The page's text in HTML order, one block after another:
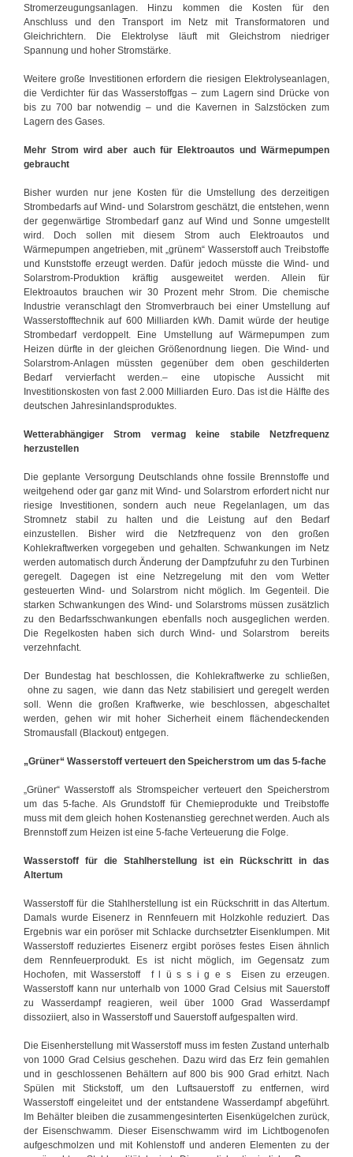
Stromerzeugungsanlagen. Hinzu kommen die Kosten für den
Anschluss und den Transport im Netz mit Transformatoren und
Gleichrichtern. Die Elektrolyse läuft mit Gleichstrom niedriger
Spannung und hoher Stromstärke.
Weitere große Investitionen erfordern die riesigen Elektrolyseanlagen,
die Verdichter für das Wasserstoffgas – zum Lagern sind Drücke von
bis zu 700 bar notwendig – und die Kavernen in Salzstöcken zum
Lagern des Gases.
Mehr Strom wird aber auch für Elektroautos und Wärmepumpen
gebraucht
Bisher wurden nur jene Kosten für die Umstellung des derzeitigen
Strombedarfs auf Wind- und Solarstrom geschätzt, die entstehen, wenn
der gegenwärtige Strombedarf ganz auf Wind und Sonne umgestellt
wird. Doch sollen mit diesem Strom auch Elektroautos und
Wärmepumpen angetrieben, mit „grünem“ Wasserstoff auch Treibstoffe
und Kunststoffe erzeugt werden. Dafür jedoch müsste die Wind- und
Solarstrom-Produktion kräftig ausgeweitet werden. Allein für
Elektroautos brauchen wir 30 Prozent mehr Strom. Die chemische
Industrie veranschlagt den Stromverbrauch bei einer Umstellung auf
Wasserstofftechnik auf 600 Milliarden kWh. Damit würde der heutige
Strombedarf verdoppelt. Eine Umstellung auf Wärmepumpen zum
Heizen dürfte in der gleichen Größenordnung liegen. Die Wind- und
Solarstrom-Anlagen müssten gegenüber dem oben geschilderten
Bedarf vervierfacht werden.– eine utopische Aussicht mit
Investitionskosten von fast 2.000 Milliarden Euro. Das ist die Hälfte des
deutschen Jahresinlandsproduktes.
Wetterabhängiger Strom vermag keine stabile Netzfrequenz
herzustellen
Die geplante Versorgung Deutschlands ohne fossile Brennstoffe und
weitgehend oder gar ganz mit Wind- und Solarstrom erfordert nicht nur
riesige Investitionen, sondern auch neue Regelanlagen, um das
Stromnetz stabil zu halten und die Leistung auf den Bedarf
einzustellen. Bisher wird die Netzfrequenz von den großen
Kohlekraftwerken vorgegeben und gehalten. Schwankungen im Netz
werden automatisch durch Änderung der Dampfzufuhr zu den Turbinen
geregelt. Dagegen ist eine Netzregelung mit den vom Wetter
gesteuerten Wind- und Solarstrom nicht möglich. Im Gegenteil. Die
starken Schwankungen des Wind- und Solarstroms müssen zusätzlich
zu den Bedarfsschwankungen ebenfalls noch ausgeglichen werden.
Die Regelkosten haben sich durch Wind- und Solarstrom bereits
verzehnfacht.
Der Bundestag hat beschlossen, die Kohlekraftwerke zu schließen,
ohne zu sagen, wie dann das Netz stabilisiert und geregelt werden
soll. Wenn die großen Kraftwerke, wie beschlossen, abgeschaltet
werden, gehen wir mit hoher Sicherheit einem flächendeckenden
Stromausfall (Blackout) entgegen.
„Grüner“ Wasserstoff verteuert den Speicherstrom um das 5-fache
„Grüner“ Wasserstoff als Stromspeicher verteuert den Speicherstrom
um das 5-fache. Als Grundstoff für Chemieprodukte und Treibstoffe
muss mit dem gleich hohen Kostenanstieg gerechnet werden. Auch als
Brennstoff zum Heizen ist eine 5-fache Verteuerung die Folge.
Wasserstoff für die Stahlherstellung ist ein Rückschritt in das
Altertum
Wasserstoff für die Stahlherstellung ist ein Rückschritt in das Altertum.
Damals wurde Eisenerz in Rennfeuern mit Holzkohle reduziert. Das
Ergebnis war ein poröser mit Schlacke durchsetzter Eisenklumpen. Mit
Wasserstoff reduziertes Eisenerz ergibt poröses festes Eisen ähnlich
dem Rennfeuerprodukt. Es ist nicht möglich, im Gegensatz zum
Hochofen, mit Wasserstoff f l ü s s i g e s Eisen zu erzeugen.
Wasserstoff kann nur unterhalb von 1000 Grad Celsius mit Sauerstoff
zu Wasserdampf reagieren, weil über 1000 Grad Wasserdampf
dissoziiert, also in Wasserstoff und Sauerstoff aufgespalten wird.
Die Eisenherstellung mit Wasserstoff muss im festen Zustand unterhalb
von 1000 Grad Celsius geschehen. Dazu wird das Erz fein gemahlen
und in geschlossenen Behältern auf 800 bis 900 Grad erhitzt. Nach
Spülen mit Stickstoff, um den Luftsauerstoff zu entfernen, wird
Wasserstoff eingeleitet und der entstandene Wasserdampf abgeführt.
Im Behälter bleiben die zusammengesinterten Eisenkügelchen zurück,
der Eisenschwamm. Dieser Eisenschwamm wird im Lichtbogenofen
aufgeschmolzen und mit Kohlenstoff und anderen Elementen zu der